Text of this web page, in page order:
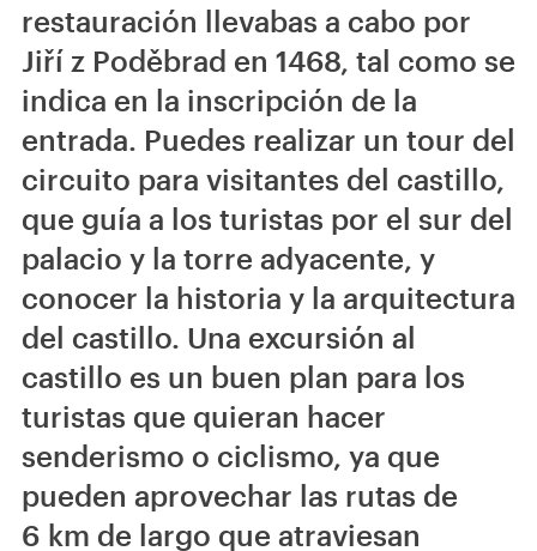
restauración llevabas a cabo por
Jiří z Poděbrad en 1468, tal como se
indica en la inscripción de la
entrada. Puedes realizar un tour del
circuito para visitantes del castillo,
que guía a los turistas por el sur del
palacio y la torre adyacente, y
conocer la historia y la arquitectura
del castillo. Una excursión al
castillo es un buen plan para los
turistas que quieran hacer
senderismo o ciclismo, ya que
pueden aprovechar las rutas de
6 km de largo que atraviesan